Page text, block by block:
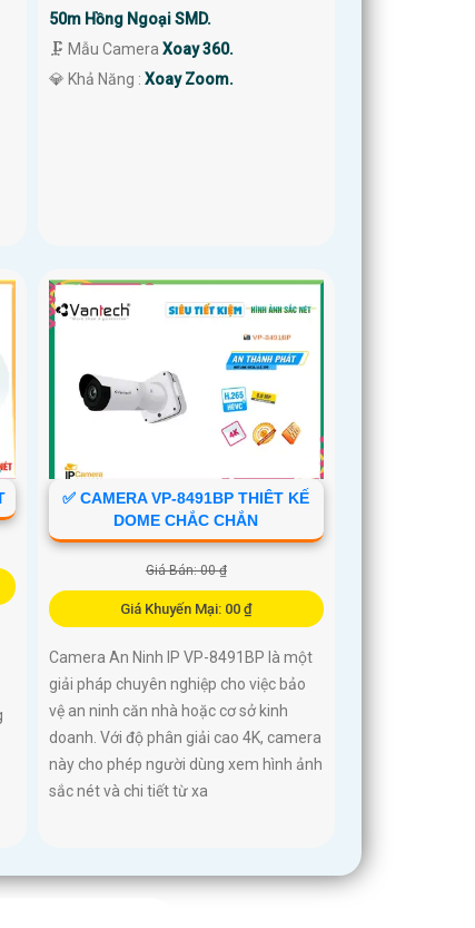
50m Hồng Ngoại SMD.
🗜️ Mẫu CameraXoay 360.
️💎 Khả Năng :Xoay Zoom.
✅ CAMERA VP-8491BP THIÊT KẾ
DOME CHẮC CHẮN
Giá Bán: 00 ₫
Giá Khuyến Mại: 00 ₫
Camera An Ninh IP VP-8491BP là một
giải pháp chuyên nghiệp cho việc bảo
vệ an ninh căn nhà hoặc cơ sở kinh
doanh. Với độ phân giải cao 4K, camera
này cho phép người dùng xem hình ảnh
sắc nét và chi tiết từ xa